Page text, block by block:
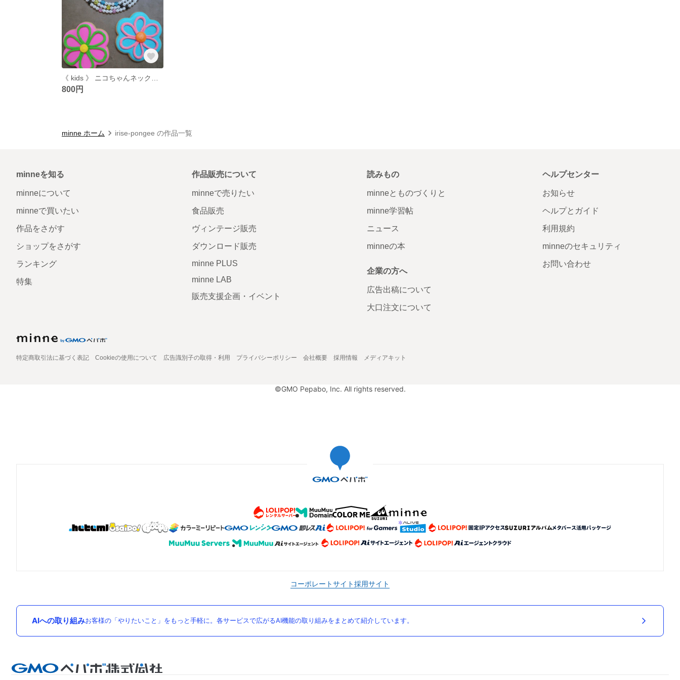
800円
minne ホーム irise-pongee の作品一覧
minneを知る
minneについて
minneで買いたい
作品をさがす
ショップをさがす
ランキング
特集
作品販売について
minneで売りたい
食品販売
ヴィンテージ販売
ダウンロード販売
minne PLUS
minne LAB
販売支援企画・イベント
読みもの
minneとものづくりと
minne学習帖
ニュース
minneの本
企業の方へ
広告出稿について
大口注文について
ヘルプセンター
お知らせ
ヘルプとガイド
利用規約
minneのセキュリティ
お問い合わせ
特定商取引法に基づく表記 Cookieの使用について 広告識別子の取得・利用 プライバシーポリシー 会社概要 採用情報 メディアキット
©GMO Pepabo, Inc. All rights reserved.
コーポレートサイト採用サイト
AIへの取り組みお客様の「やりたいこと」をもっと手軽に。各サービスで広がるAI機能の取り組みをまとめて紹介しています。